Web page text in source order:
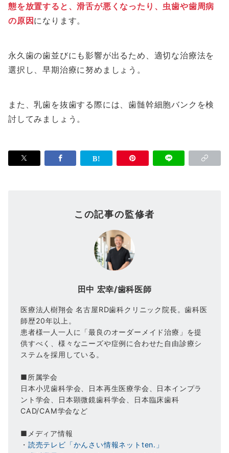
態を放置すると、滑舌が悪くなったり、虫歯や歯周病
の原因になります。
永久歯の歯並びにも影響が出るため、適切な治療法を
選択し、早期治療に努めましょう。
また、乳歯を抜歯する際には、歯髄幹細胞バンクを検
討してみましょう。
この記事の監修者
田中 宏幸/歯科医師
医療法人樹翔会 名古屋RD歯科クリニック院長。歯科医
師歴20年以上。
患者様一人一人に「最良のオーダーメイド治療」を提
供すべく、様々なニーズや症例に合わせた自由診療シ
ステムを採用している。
■所属学会
日本小児歯科学会、日本再生医療学会、日本インプラ
ント学会、日本顕微鏡歯科学会、日本臨床歯科
CAD/CAM学会など
■メディア情報
・ 読売テレビ「かんさい情報ネットten.」